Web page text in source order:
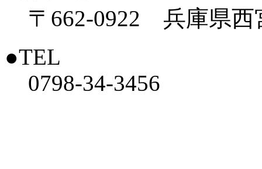
〒662-0922 兵庫県西
●TEL
0798-34-3456